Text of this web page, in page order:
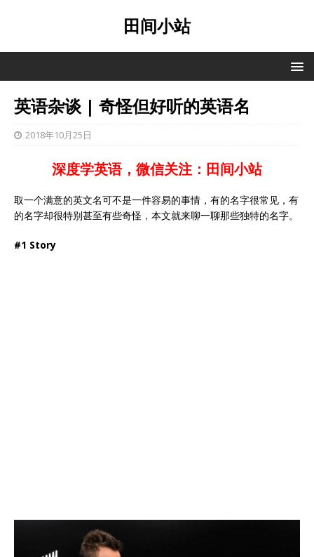
田间小站
英语杂谈 | 奇怪但好听的英语名
2018年10月25日
深度学英语，微信关注：田间小站
取一个满意的英文名可不是一件容易的事情，有的名字很常见，有
的名字却很特别甚至有些奇怪，本文就来聊一聊那些独特的名字。
#1 Story